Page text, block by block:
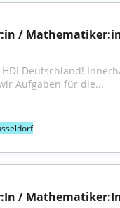
/
Deutschland!
Aufgaben für die...
/